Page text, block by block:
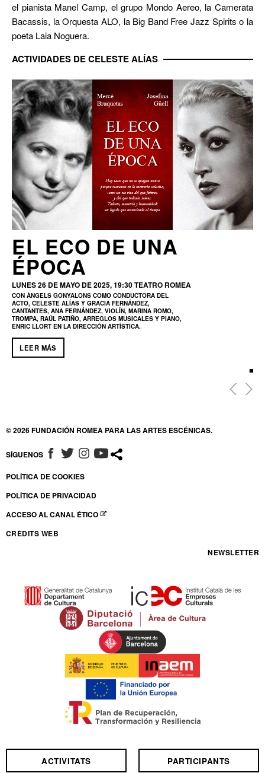
el pianista Manel Camp, el grupo Mondo Aereo, la Camerata
Bacassis, la Orquesta ALO, la Big Band Free Jazz Spirits o la
poeta Laia Noguera.
ACTIVIDADES DE CELESTE ALÍAS
EL ECO DE UNA
ÉPOCA
LUNES 26 DE MAYO DE 2025, 19:30TEATRO ROMEA
CON ÀNGELS GONYALONS COMO CONDUCTORA DEL
ACTO, CELESTE ALÍAS Y GRACIA FERNÁNDEZ,
CANTANTES, ANA FERNÁNDEZ, VIOLÍN, MARINA ROMO,
TROMPA, RAÚL PATIÑO, ARREGLOS MUSICALES Y PIANO,
ENRIC LLORT EN LA DIRECCIÓN ARTÍSTICA.
LEER MÁS
ACTIVITATS PARTICIPANTS
© 2026 FUNDACIÓN ROMEA PARA LAS ARTES ESCÉNICAS.
SÍGUENOS ABRE EN NUEVA VENTANA
ABRE EN NUEVA VENTANA
ABRE EN NUEVA VENTANA
ABRE EN NUEVA VENTANA
POLÍTICA DE COOKIES
POLÍTICA DE PRIVACIDAD
ACCESO AL CANAL ÉTICO
ABRE EN NUEVA VENTANA
CRÈDITS WEB
NEWSLETTER